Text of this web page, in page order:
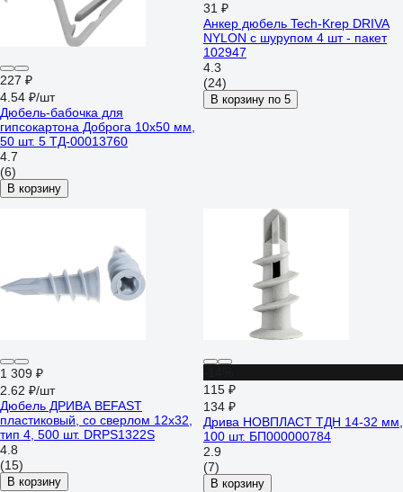
227 ₽
4.54 ₽/шт
Дюбель-бабочка для
гипсокартона Доброга 10x50 мм,
50 шт. 5 ТД-00013760
4.7
(6)
В корзину
31 ₽
Анкер дюбель Tech-Krep DRIVA
NYLON с шурупом 4 шт - пакет
102947
4.3
(24)
В корзину по 5
1 309 ₽
2.62 ₽/шт
Дюбель ДРИВА BEFAST
пластиковый, со сверлом 12x32,
тип 4, 500 шт. DRPS1322S
4.8
(15)
В корзину
115 ₽
134 ₽
Дрива НОВПЛАСТ ТДН 14-32 мм,
100 шт. БП000000784
2.9
(7)
В корзину